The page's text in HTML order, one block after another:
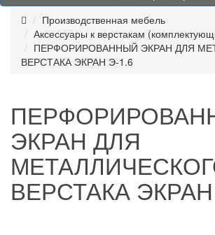
Производственная мебель
Аксессуары к верстакам
ПЕРФОРИРОВАННЫЙ ЭКРАН ДЛЯ
ВЕРСТАКА ЭКРАН Э-1.6
ЭКРАН ДЛЯ
ВЕРСТАКА